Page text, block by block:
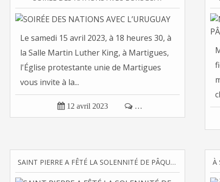
Le samedi 15 avril 2023, à 18 heures 30, à
la Salle Martin Luther King, à Martigues,
l'Église protestante unie de Martigues
vous invite à la...
 12 avril 2023  …
SAINT PIERRE A FÊTÉ LA SOLENNITÉ DE PÂQUES